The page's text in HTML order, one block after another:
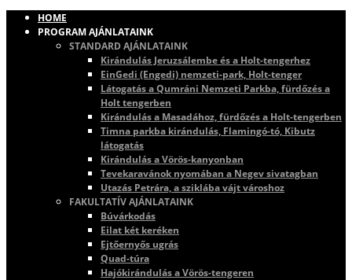
HOME
PROGRAM AJÁNLATAINK
STANDARD AJÁNLATAINK
Kirándulás Jeruzsálembe és a Holt-tengerhez
EinGedi (Engedi) nemzeti-park, Holt-tenger
Látogatás a Qumráni Nemzeti Parkba, fürdőzés a
Holt tengerben
Kirándulás a Masadához, fürdőzés a Holt-tengerben
Timna parkba kirándulás, Flamingó-tó, Kibutz
látogatás
Kirándulás a Vörös-kanyonban
Tevekaravánok nyomában a Negev sivatagban
Utazás Petrára, a sziklába vájt városhoz
FAKULTATÍV AJÁNLATAINK
Búvárkodás
Eilat két keréken
Ejtőernyős ugrás
Quad-túra
Hajókirándulás a Vörös-tengeren